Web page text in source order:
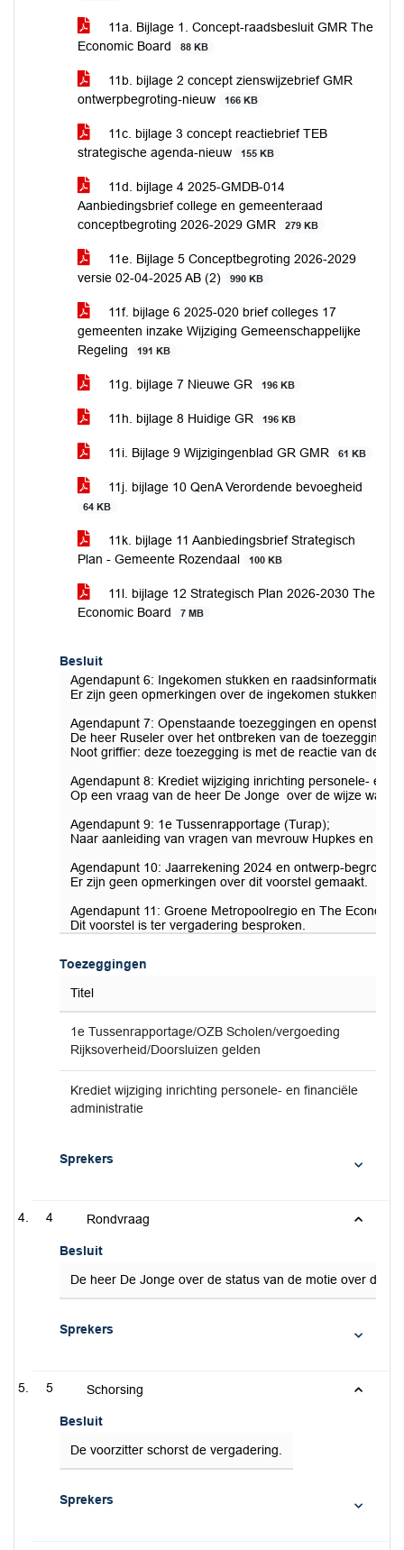
11a. Bijlage 1. Concept-raadsbesluit GMR The
Economic Board
88 KB
11b. bijlage 2 concept zienswijzebrief GMR
ontwerpbegroting-nieuw
166 KB
11c. bijlage 3 concept reactiebrief TEB
strategische agenda-nieuw
155 KB
11d. bijlage 4 2025-GMDB-014
Aanbiedingsbrief college en gemeenteraad
conceptbegroting 2026-2029 GMR
279 KB
11e. Bijlage 5 Conceptbegroting 2026-2029
versie 02-04-2025 AB (2)
990 KB
11f. bijlage 6 2025-020 brief colleges 17
gemeenten inzake Wijziging Gemeenschappelijke
Regeling
191 KB
11g. bijlage 7 Nieuwe GR 196 KB
11h. bijlage 8 Huidige GR 196 KB
11i. Bijlage 9 Wijzigingenblad GR GMR 61 KB
11j. bijlage 10 QenA Verordende bevoegheid
64 KB
11k. bijlage 11 Aanbiedingsbrief Strategisch
Plan - Gemeente Rozendaal
100 KB
11l. bijlage 12 Strategisch Plan 2026-2030 The
Economic Board
7 MB
Besluit
Agendapunt 6: Ingekomen stukken en
Er zijn geen opmerkingen over de ingekomen stukken,
Agendapunt 7: Openstaande toezeggingen en
De heer Ruseler over het ontbreken van de toezegging
Noot griffier: deze toezegging is met de reactie van de
Agendapunt 8: Krediet wijziging inrichting personele- en
Op een vraag van de heer De Jonge over de wijze
Agendapunt 9: 1e Tussenrapportage (Turap);
Naar aanleiding van vragen van mevrouw Hupkes en de
Agendapunt 10: Jaarrekening 2024 en ontwerp-begroting
Er zijn geen opmerkingen over dit voorstel gemaakt.
Agendapunt 11: Groene Metropoolregio en The
Dit voorstel is ter vergadering besproken.
Toezeggingen
Titel
1e Tussenrapportage/OZB Scholen/vergoeding
Rijksoverheid/Doorsluizen gelden
Krediet wijziging inrichting personele- en financiële
administratie
Sprekers
4 Rondvraag
Besluit
De heer De Jonge over de status van de motie over de
Sprekers
5 Schorsing
Besluit
De voorzitter schorst de vergadering.
Sprekers